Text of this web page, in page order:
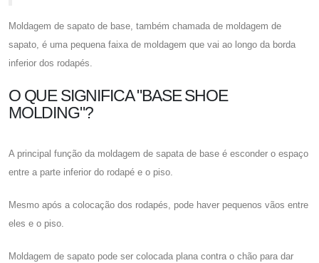
Moldagem de sapato de base, também chamada de moldagem de
sapato, é uma pequena faixa de moldagem que vai ao longo da borda
inferior dos rodapés.
O QUE SIGNIFICA "BASE SHOE
MOLDING"?
A principal função da moldagem de sapata de base é esconder o espaço
entre a parte inferior do rodapé e o piso.
Mesmo após a colocação dos rodapés, pode haver pequenos vãos entre
eles e o piso.
Moldagem de sapato pode ser colocada plana contra o chão para dar